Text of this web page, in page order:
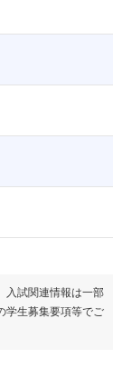
入試関連情報は一部
学生募集要項等でご